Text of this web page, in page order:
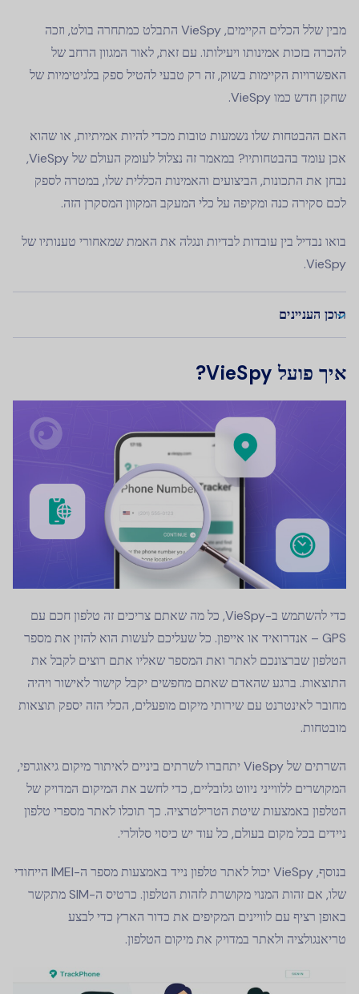
מבין שלל הכלים הקיימים, VieSpy התבלט כמתחרה בולט, וזכה
להכרה בזכות אמינותו ויעילותו. עם זאת, לאור המגוון הרחב של
האפשרויות הקיימות בשוק, זה רק טבעי להטיל ספק בלגיטימיות של
שחקן חדש כמו VieSpy.
האם ההבטחות שלו נשמעות טובות מכדי להיות אמיתיות, או שהוא
אכן עומד בהבטחותיו? במאמר זה נצלול לעומק העולם של VieSpy,
נבחן את התכונות, הביצועים והאמינות הכללית שלו, במטרה לספק
לכם סקירה כנה ומקיפה על כלי המעקב המקוון המסקרן הזה.
בואו נבדיל בין עובדות לבדיות ונגלה את האמת שמאחורי טענותיו של
VieSpy.
תוכן העניינים
איך פועל VieSpy?
כדי להשתמש ב-VieSpy, כל מה שאתם צריכים זה טלפון חכם עם
GPS – אנדרואיד או אייפון. כל שעליכם לעשות הוא להזין את מספר
הטלפון שברצונכם לאתר ואת המספר שאליו אתם רוצים לקבל את
התוצאות. ברגע שהאדם שאתם מחפשים יקבל קישור לאישור ויהיה
מחובר לאינטרנט עם שירותי מיקום מופעלים, הכלי הזה יספק תוצאות
מובטחות.
השרתים של VieSpy יתחברו לשרתים ביניים לאיתור מיקום גיאוגרפי,
המקושרים ללווייני ניווט גלובליים, כדי לחשב את המיקום המדויק של
הטלפון באמצעות שיטת הטרילטרציה. כך תוכלו לאתר מספרי טלפון
ניידים בכל מקום בעולם, כל עוד יש כיסוי סלולרי.
בנוסף, VieSpy יכול לאתר טלפון נייד באמצעות מספר ה-IMEI הייחודי
שלו, אם זהות המנוי מקושרת לזהות הטלפון. כרטיס ה-SIM מתקשר
באופן רציף עם לוויינים המקיפים את כדור הארץ כדי לבצע
טריאנגולציה ולאתר במדויק את מיקום הטלפון.